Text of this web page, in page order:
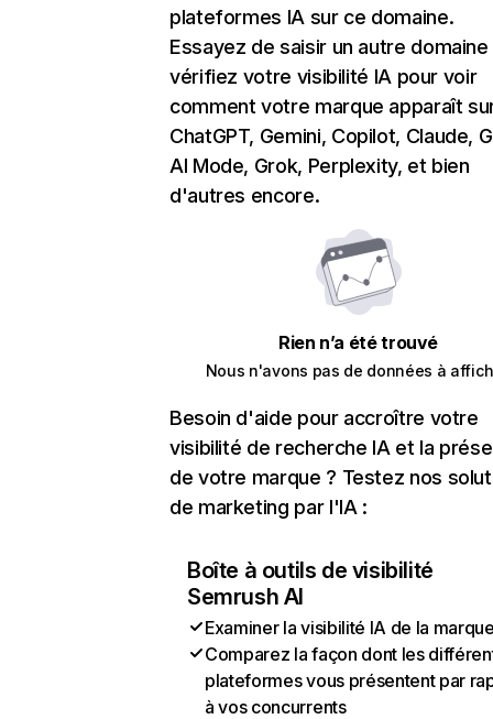
plateformes IA sur ce domaine.
Essayez de saisir un autre domaine
vérifiez votre visibilité IA pour voir
comment votre marque apparaît
ChatGPT, Gemini, Copilot, Claude,
AI Mode, Grok, Perplexity, et bien
d'autres encore.
Rien n’a été trouvé
Nous n'avons pas de données à
Besoin d'aide pour accroître votre
visibilité de recherche IA et la
de votre marque ? Testez nos
de marketing par l'IA :
Boîte à outils de visibilité
Semrush AI
Examiner la visibilité IA de la
Comparez la façon dont les
plateformes vous présentent par
à vos concurrents